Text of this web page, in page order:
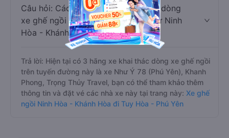
Câu hỏi: Các hãng xe nào khai thác dòng
xe ghế ngồi đi Tuy Hòa - Phú Yên từ Ninh
Hòa - Khánh Hòa?
Trả lời: Hiện tại có 3 hãng xe khai thác dòng xe ghế ngồi
trên tuyến đường này là xe Như Ý 78 (Phú Yên), Khanh
Phong, Trọng Thủy Travel, bạn có thể tham khảo thêm
thông tin và đặt vé các nhà xe này tại trang này: Xe ghế
ngồi Ninh Hòa - Khánh Hòa đi Tuy Hòa - Phú Yên